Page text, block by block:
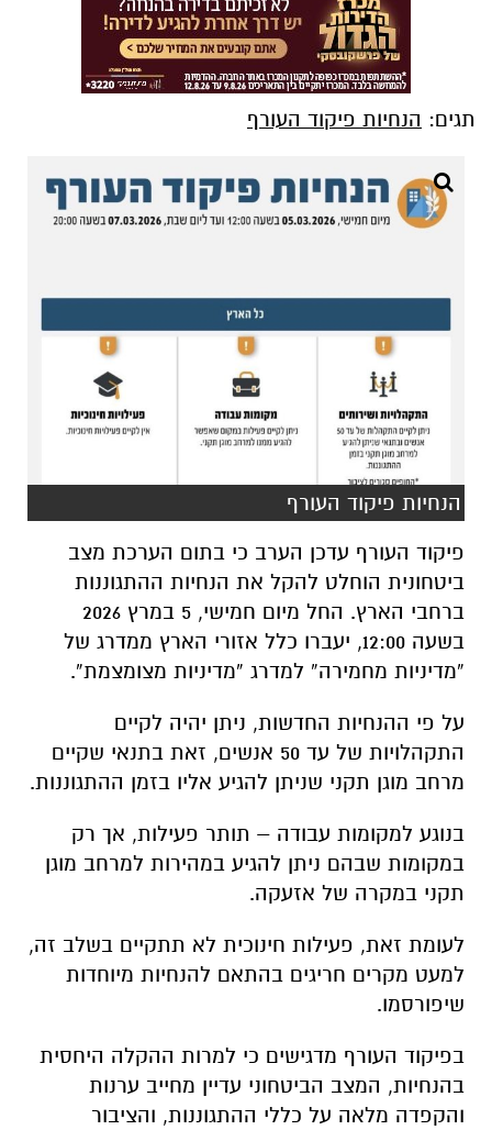
תגים: הנחיות פיקוד העורף
הנחיות פיקוד העורף
פיקוד העורף עדכן הערב כי בתום הערכת מצב
ביטחונית הוחלט להקל את הנחיות ההתגוננות
ברחבי הארץ. החל מיום חמישי, 5 במרץ 2026
בשעה 12:00, יעברו כלל אזורי הארץ ממדרג של
“מדיניות מחמירה” למדרג “מדיניות מצומצמת”.
על פי ההנחיות החדשות, ניתן יהיה לקיים
התקהלויות של עד 50 אנשים, זאת בתנאי שקיים
מרחב מוגן תקני שניתן להגיע אליו בזמן ההתגוננות.
בנוגע למקומות עבודה – תותר פעילות, אך רק
במקומות שבהם ניתן להגיע במהירות למרחב מוגן
תקני במקרה של אזעקה.
לעומת זאת, פעילות חינוכית לא תתקיים בשלב זה,
למעט מקרים חריגים בהתאם להנחיות מיוחדות
שיפורסמו.
בפיקוד העורף מדגישים כי למרות ההקלה היחסית
בהנחיות, המצב הביטחוני עדיין מחייב ערנות
והקפדה מלאה על כללי ההתגוננות, והציבור